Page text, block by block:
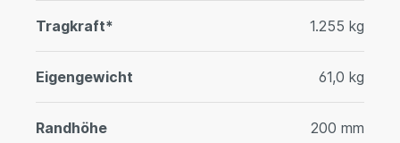
Tragkraft* 1.255 kg
Eigengewicht 61,0 kg
Randhöhe 200 mm